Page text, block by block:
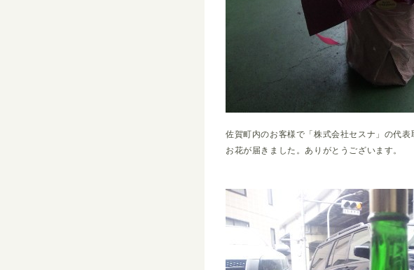
佐賀町内のお客様で「株式会社セスナ」の代
お花が届きました。ありがとうございます。